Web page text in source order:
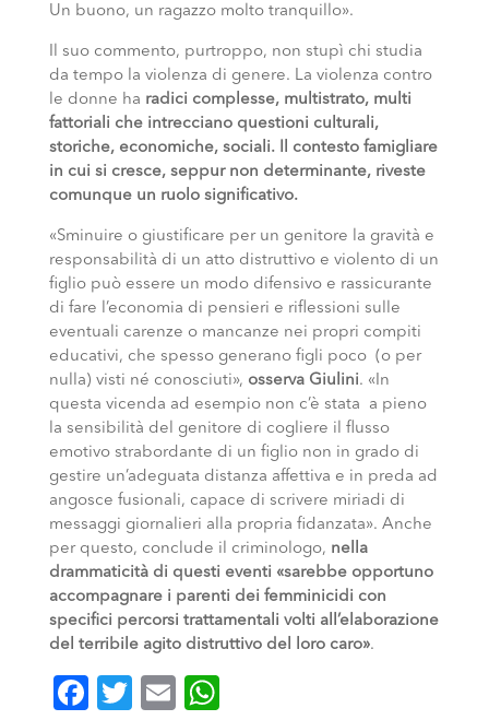
Un buono, un ragazzo molto tranquillo».
Il suo commento, purtroppo, non stupì chi studia
da tempo la violenza di genere. La violenza contro
le donne ha radici complesse, multistrato, multi
fattoriali che intrecciano questioni culturali,
storiche, economiche, sociali. Il contesto famigliare
in cui si cresce, seppur non determinante, riveste
comunque un ruolo significativo.
«Sminuire o giustificare per un genitore la gravità e
responsabilità di un atto distruttivo e violento di un
figlio può essere un modo difensivo e rassicurante
di fare l’economia di pensieri e riflessioni sulle
eventuali carenze o mancanze nei propri compiti
educativi, che spesso generano figli poco (o per
nulla) visti né conosciuti», osserva Giulini. «In
questa vicenda ad esempio non c’è stata a pieno
la sensibilità del genitore di cogliere il flusso
emotivo strabordante di un figlio non in grado di
gestire un’adeguata distanza affettiva e in preda ad
angosce fusionali, capace di scrivere miriadi di
messaggi giornalieri alla propria fidanzata». Anche
per questo, conclude il criminologo, nella
drammaticità di questi eventi «sarebbe opportuno
accompagnare i parenti dei femminicidi con
specifici percorsi trattamentali volti all’elaborazione
del terribile agito distruttivo del loro caro».
Facebook
Twitter
Email